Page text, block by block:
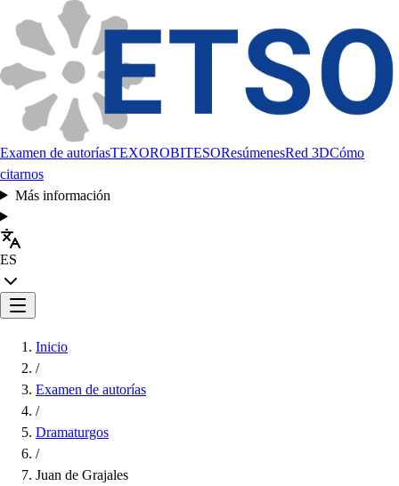
Examen de autoríasTEXOROBITESOResúmenesRed 3DCómo
citarnos
Más información
ES
Inicio
/
Examen de autorías
/
Dramaturgos
/
Juan de Grajales